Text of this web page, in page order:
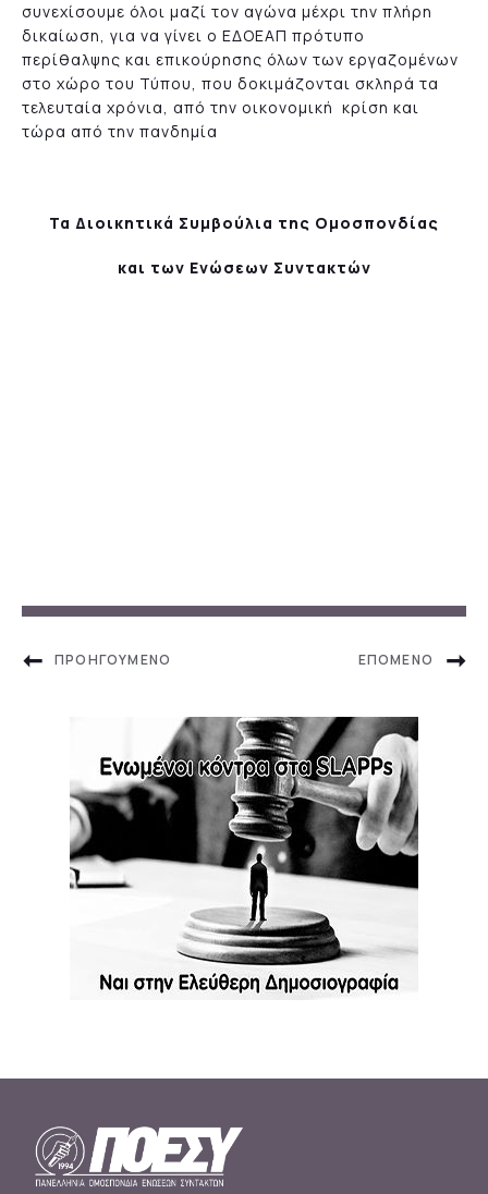
συνεχίσουμε όλοι μαζί τον αγώνα μέχρι την πλήρη
δικαίωση, για να γίνει ο ΕΔΟΕΑΠ πρότυπο
περίθαλψης και επικούρησης όλων των εργαζομένων
στο χώρο του Τύπου, που δοκιμάζονται σκληρά τα
τελευταία χρόνια, από την οικονομική κρίση και
τώρα από την πανδημία
Τα Διοικητικά Συμβούλια της Ομοσπονδίας
και των Ενώσεων Συντακτών